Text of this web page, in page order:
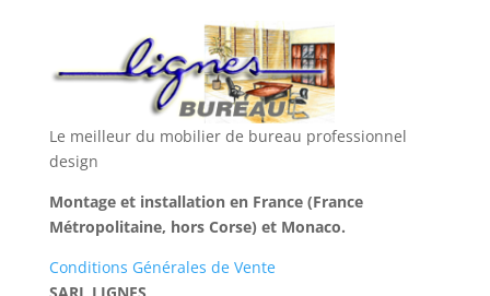
Le meilleur du mobilier de bureau professionnel
design
Montage et installation en France (France
Métropolitaine, hors Corse) et Monaco.
Conditions Générales de Vente